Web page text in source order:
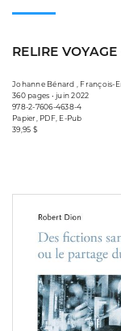
RELIRE
Johanne Bénard , François-
360 pages • juin 2022
978-2-7606-4638-4
Papier, PDF, E-Pub
39,95 $